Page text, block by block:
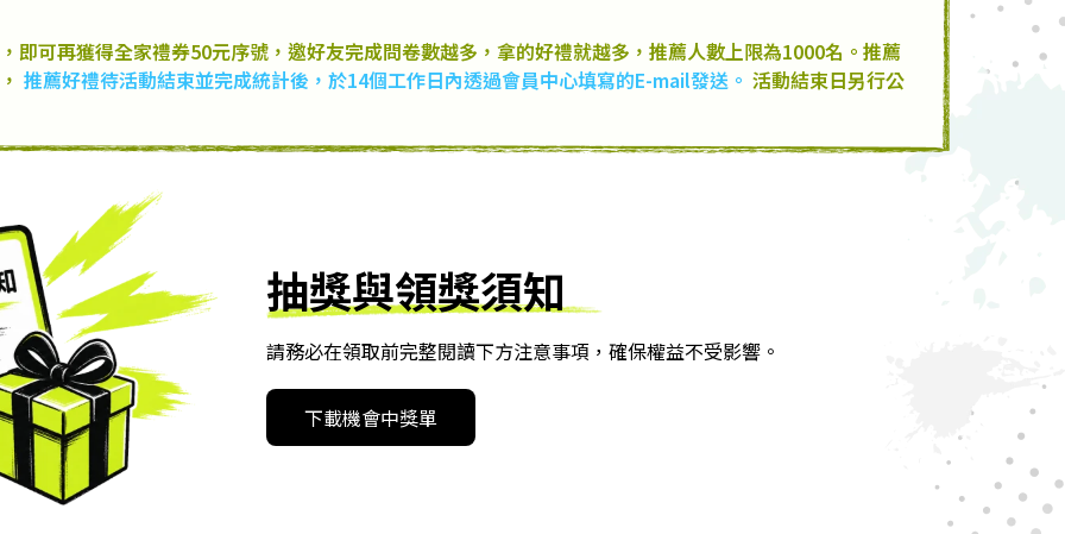
即可再獲得全家禮券50元序號，邀好友完成問卷數越多，拿的好禮就越多，推薦人數上限為1000名。推薦
推薦好禮待活動結束並完成統計後，於14個工作日內透過會員中心填寫的E-mail發送。 活動結束日另行公
抽獎與領獎須知
請務必在領取前完整閱讀下方注意事項，確保權益不受影響。
下載機會中獎單